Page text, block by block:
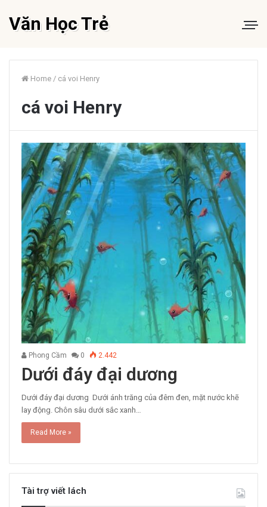
Văn Học Trẻ
Home / cá voi Henry
cá voi Henry
Phong Cầm 0 2.442
Dưới đáy đại dương
Dưới đáy đại dương Dưới ánh trăng của đêm đen, mặt nước khẽ
lay động. Chôn sâu dưới sắc xanh…
Read More »
Tài trợ viết lách